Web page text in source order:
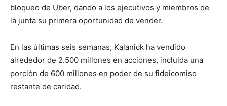
bloqueo de Uber, dando a los ejecutivos y miembros de
la junta su primera oportunidad de vender.
En las últimas seis semanas, Kalanick ha vendido
alrededor de 2.500 millones en acciones, incluida una
porción de 600 millones en poder de su fideicomiso
restante de caridad.